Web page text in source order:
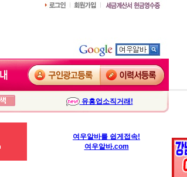
유흥업소직거래!
여우알바를 쉽게접속!
여우알바.com